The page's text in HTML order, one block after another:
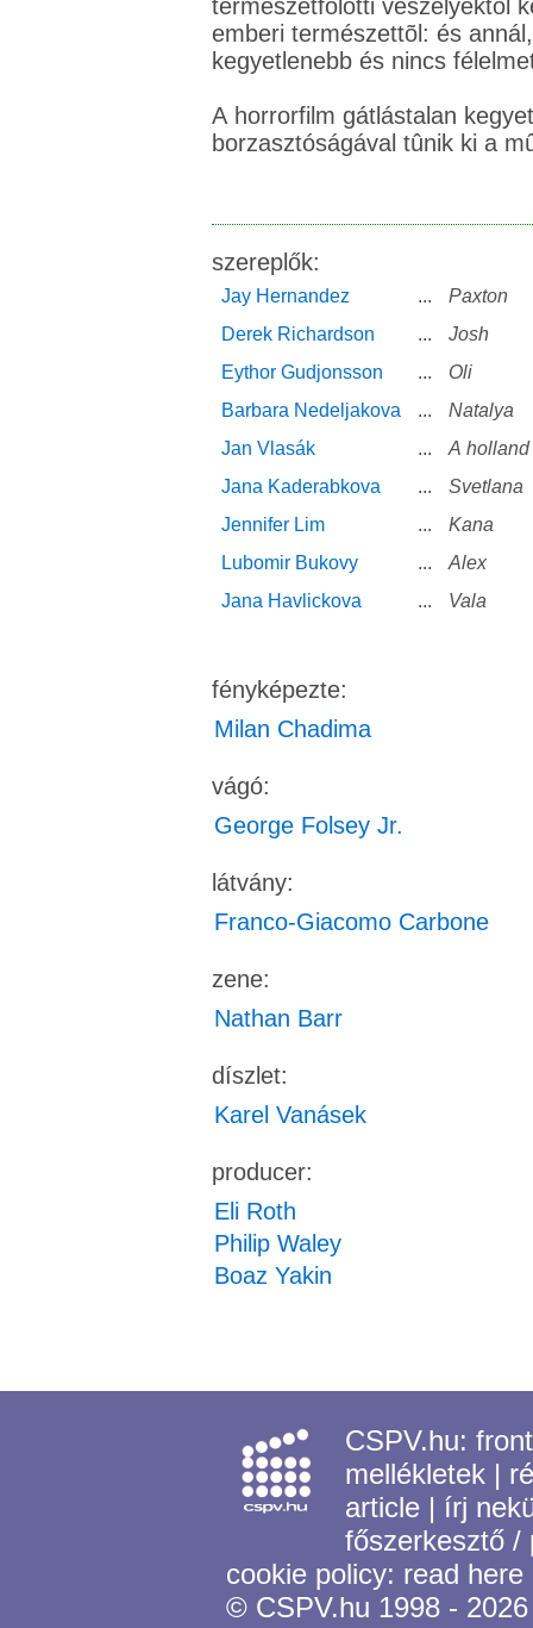
természetfölötti veszélyektõl
emberi természettõl: és
kegyetlenebb és nincs
A horrorfilm gátlástalan
borzasztóságával tûnik ki a
szereplők:
Jay Hernandez ...
Paxton
Derek Richardson
...
Josh
Eythor Gudjonsson
...
Oli
Barbara Nedeljakova
...
Natalya
Jan Vlasák
...
A holland
Jana Kaderabkova
...
Svetlana
Jennifer Lim
...
Kana
Lubomir Bukovy
...
Alex
Jana Havlickova
... Vala
fényképezte:
Milan Chadima
vágó:
George Folsey Jr.
látvány:
Franco-Giacomo Carbone
zene:
Nathan Barr
díszlet:
Karel Vanásek
producer:
Eli Roth
Philip Waley
Boaz Yakin
CSPV.hu:
mellékletek |
article | írj
főszerkesztő
cookie policy: read here
© CSPV.hu 1998 - 2026